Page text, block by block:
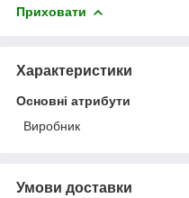
Приховати
Характеристики
Основні атрибути
Виробник
Умови доставки